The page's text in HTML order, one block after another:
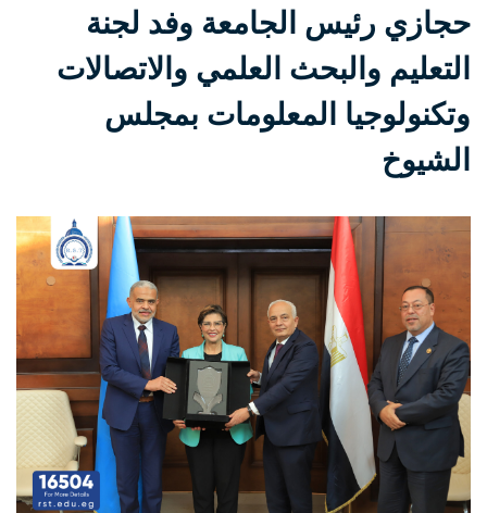
حجازي رئيس الجامعة وفد لجنة
التعليم والبحث العلمي والاتصالات
وتكنولوجيا المعلومات بمجلس
الشيوخ